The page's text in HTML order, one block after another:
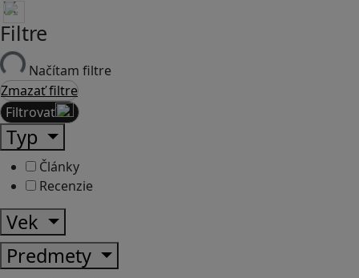
Filtre
Načítam filtre
Zmazať filtre
Filtrovať
Typ
Články
Recenzie
Vek
Predmety